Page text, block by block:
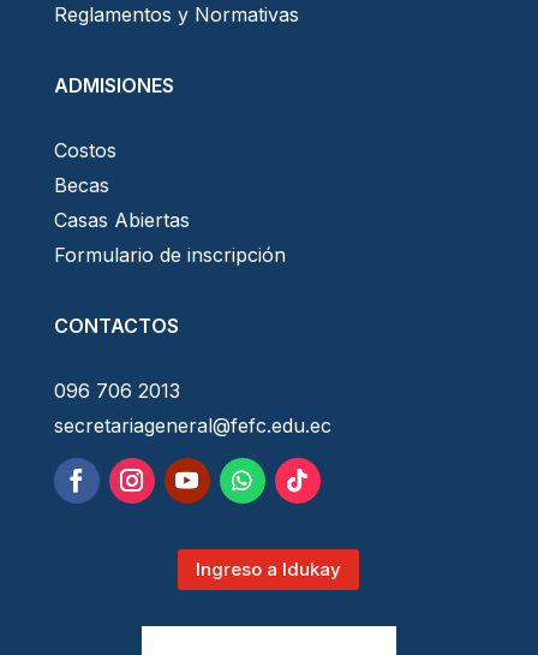
Reglamentos y Normativas
ADMISIONES
Costos
Becas
Casas Abiertas
Formulario de inscripción
CONTACTOS
096 706 2013
secretariageneral@fefc.edu.ec
Ingreso a Idukay